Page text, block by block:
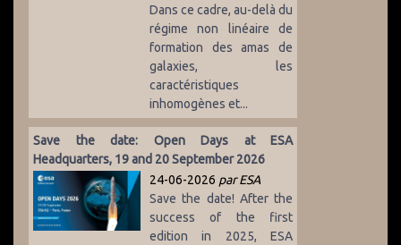
Dans ce cadre, au-delà du
régime non linéaire de
formation des amas de
galaxies, les
caractéristiques
inhomogènes et...
Save the date: Open Days at ESA
Headquarters, 19 and 20 September 2026
24-06-2026 par ESA
Save the date! After the
success of the first
edition in 2025, ESA